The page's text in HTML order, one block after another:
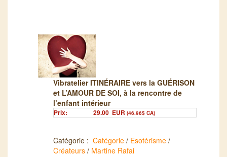
Vibratelier ITINÉRAIRE vers la GUÉRISON
et L’AMOUR DE SOI, à la rencontre de
l’enfant intérieur
Prix: 29.00 EUR (46.96$ CA)
Catégorie : Catégorie / Esotérisme /
Créateurs / Martine Rafai